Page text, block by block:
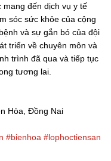
mang đến dịch vụ y tế
sóc sức khỏe của cộng
và sự gắn bó của đội
triển về chuyên môn và
trình đã qua và tiếp tục
tương lai.
Hòa, Đồng Nai
#bienhoa #lophoctiensan